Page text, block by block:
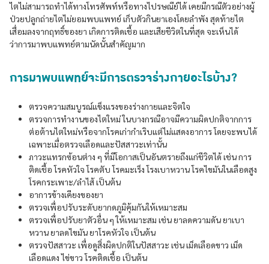
ไตไม่สามารถทำได้ทางโทรศัพท์หรือทางไปรษณีย์ได้ เคยมีกรณีตัวอย่างผู้
ป่วยปลูกถ่ายไตไม่ยอมพบแพทย์ เก็บตัวกินยาเองโดยลำพัง สุดท้ายไต
เสื่อมลงจากฤทธิ์ของยา เกิดการติดเชื้อ และเสียชีวิตในที่สุด จะเห็นได้
ว่าการมาพบแพทย์ตามนัดนั้นสำคัญมาก
การมาพบแพทย์จะมีการตรวจร่างกายอะไรบ้าง?
ตรวจความสมบูรณ์แข็งแรงของร่างกายและจิตใจ
ตรวจการทำงานของไตใหม่ ในบางกรณีอาจมีความผิดปกติจากการ
ต่อต้านไตใหม่หรือจากโรคเก่ากำเริบแต่ไม่แสดงอาการ โดยจะพบได้
เฉพาะเมื่อตรวจเลือดและปัสสาวะเท่านั้น
ภาวะแทรกซ้อนต่าง ๆ ที่มีโอกาสเป็นอันตรายถึงแก่ชีวิตได้ เช่น การ
ติดเชื้อ โรคหัวใจ โรคตับ โรคมะเร็ง โรงเบาหวาน โรคไขมันในเลือดสูง
โรคกระเพาะ/ลำไส้ เป็นต้น
อาการข้างเคียงของยา
ตรวจเพื่อปรับระดับยากดภูมิคุ้มกันให้เหมาะสม
ตรวจเพื่อปรับยาตัวอื่น ๆ ให้เหมาะสม เช่น ยาลดความดัน ยาเบา
หวาน ยาลดไขมัน ยาโรคหัวใจ เป็นต้น
ตรวจปัสสาวะ เพื่อดูสิ่งผิดปกติในปัสสาวะ เช่น เม็ดเลือดขาว เม็ด
เลือดแดง ไข่ขาว โรคติดเชื้อ เป็นต้น